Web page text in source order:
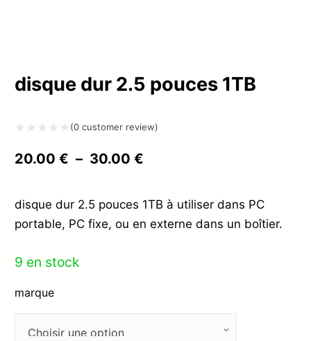
disque dur 2.5 pouces 1TB
0
5
(0 customer review)
20.00€ – 30.00€
prix :
20.00 €
disque dur 2.5 pouces 1TB à utiliser dans PC
portable, PC fixe, ou en externe dans un boîtier.
9 en stock
marque